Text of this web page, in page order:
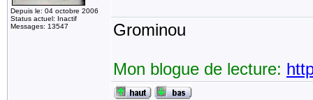
Depuis le: 04 octobre 2006
Status actuel: Inactif
Messages: 13547
Grominou
Mon blogue de lecture: